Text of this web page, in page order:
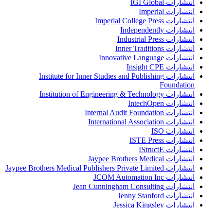
انتشارات IGI Global
انتشارات Imperial
انتشارات Imperial College Press
انتشارات Independently
انتشارات Industrial Press
انتشارات Inner Traditions
انتشارات Innovative Language
انتشارات Insight CPE
انتشارات Institute for Inner Studies and Publishing
Foundation
انتشارات Institution of Engineering & Technology
انتشارات IntechOpen
انتشارات Internal Audit Foundation
انتشارات International Association
انتشارات ISO
انتشارات ISTE Press
انتشارات IStructE
انتشارات Jaypee Brothers Medical
انتشارات Jaypee Brothers Medical Publishers Private Limited
انتشارات JCOM Automation Inc
انتشارات Jean Cunningham Consulting
انتشارات Jenny Stanford
انتشارات Jessica Kingsley